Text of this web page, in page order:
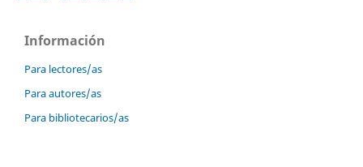
Información
Para lectores/as
Para autores/as
Para bibliotecarios/as